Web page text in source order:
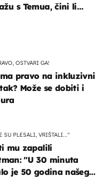
OSTVARI GA!
pravo na inkluzivni
Može se dobiti i
SU PLESALI, VRIŠTALI..."
mu zapalili
"U 30 minuta
je 50 godina našeg
s Temua, čini li